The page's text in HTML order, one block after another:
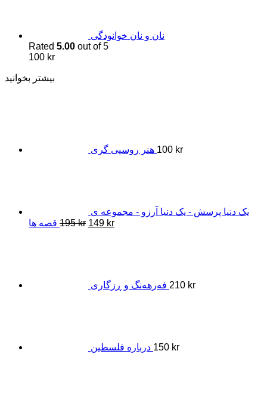
نان و نان خوانودگی
Rated 5.00 out of 5
100 kr
بیشتر بخوانید
هنر روسپی گری 100 kr
یک دنیا پرسش - یک دنیا آرزو - مجموعه ی
قصه ها 195kr Original
149 krCurrent
فەرهەنگ و ڕزگاری 210 kr
درباره فلسطین 150 kr